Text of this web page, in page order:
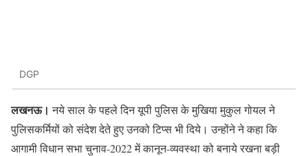
DGP
लखनऊ। नये साल के पहले दिन यूपी पुलिस के मुखिया मुकुल गोयल ने
पुलिसकर्मियों को संदेश देते हुए उनको टिप्स भी दिये। उन्होंने ने कहा कि
आगामी विधान सभा चुनाव-2022 में कानून-व्यवस्था को बनाये रखना बड़ी